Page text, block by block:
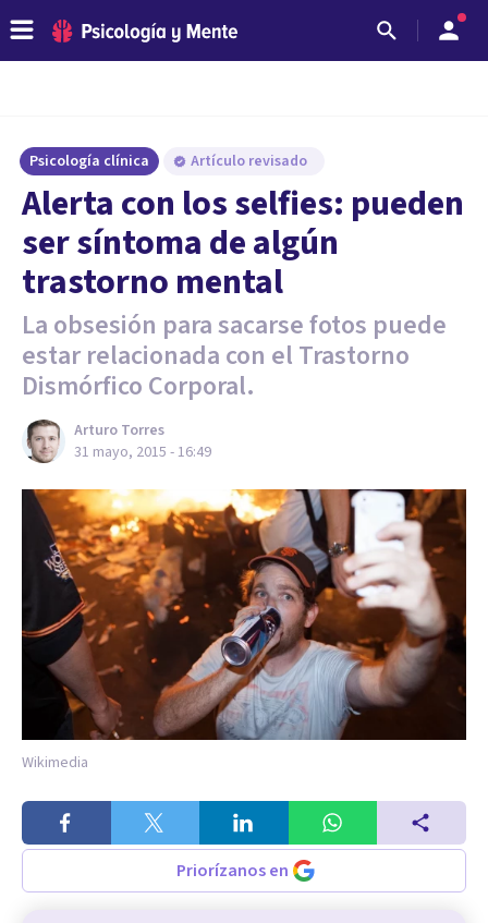
Psicología clínica Artículo revisado
Alerta con los selfies: pueden
ser síntoma de algún
trastorno mental
La obsesión para sacarse fotos puede
estar relacionada con el Trastorno
Dismórfico Corporal.
Arturo Torres
31 mayo, 2015 - 16:49
Wikimedia
Priorízanos en